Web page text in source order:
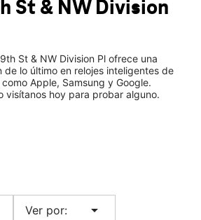
a 8:00 p.m.
Corvallis, OR 97330
St & NW Division
St & NW Division Pl ofrece una
de lo último en relojes inteligentes de
Apple, Samsung y Google.
visítanos hoy para probar alguno.
Ver por: arrow_drop_down